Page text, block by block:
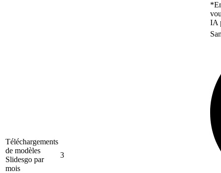
IA
Téléchargements
de modèles
Slidesgo par
mois
3